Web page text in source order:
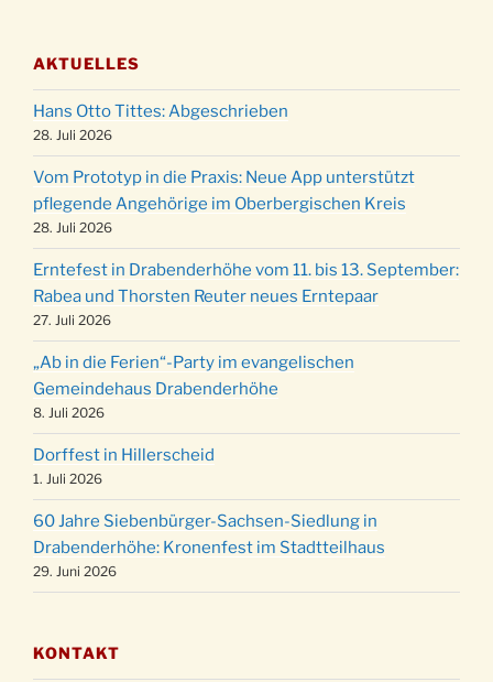
11.12.
Puer-Natus weihnachtliches Brauchtum am
Robert-Gassner-Hof um 17:00 Uhr
19.12.
Kinderbibeltag im Ev. Gemeindehaus von 10-
12 Uhr
20.12.
Weihnachts-Konzert des Honterus Chors in
der Kirche um 17:00 Uhr
24.12.
Familiengottesdienst mit Krippenspiel im Ev.
Gemeindehaus um 15:00 Uhr
24.12. Familiengottesdienst in der FeG um 16 Uhr
24.12.
Weihnachtsgottesdienst in der Kirche um
15:00 Uhr
24.12.
Weihnachtsgottesdienst in der Kirche um
18:00 Uhr
24.12.
Christmette mit der ev. Jugend in der Kirche
um 23:00 Uhr
31.12.
Gottesdienst zu Silvester in der Kirche um
18:00 Uhr
AKTUELLES
Hans Otto Tittes: Abgeschrieben
28. Juli 2026
Vom Prototyp in die Praxis: Neue App unterstützt
pflegende Angehörige im Oberbergischen Kreis
28. Juli 2026
Erntefest in Drabenderhöhe vom 11. bis 13. September:
Rabea und Thorsten Reuter neues Erntepaar
27. Juli 2026
„Ab in die Ferien“-Party im evangelischen
Gemeindehaus Drabenderhöhe
8. Juli 2026
Dorffest in Hillerscheid
1. Juli 2026
60 Jahre Siebenbürger-Sachsen-Siedlung in
Drabenderhöhe: Kronenfest im Stadtteilhaus
29. Juni 2026
KONTAKT